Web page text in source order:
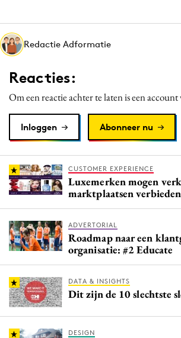
Influencer marketing
Interne communicatie
Media
Merkstrategie
PR
Programmatic
Reputatie & crisis
Redactie Adformatie
Reacties:
Om een reactie achter te laten is een account
Inloggen Abonneer nu
CUSTOMER EXPERIENCE
Luxemerken mogen
marktplaatsen verbieden
ADVERTORIAL
Roadmap naar een
organisatie: #2 Educate
DATA & INSIGHTS
Dit zijn de 10 slechtste
DESIGN